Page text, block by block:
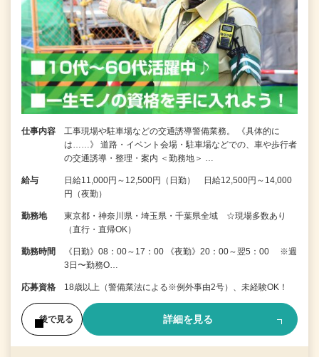
仕事内容
工事現場や駐車場などの交通誘導警備業務。 《具体的に
は……》 道路・イベント会場・駐車場などでの、車や歩行者
の交通誘導・整理・案内 ＜勤務地＞ …
給与
日給11,000円～12,500円（日勤） 日給12,500円～14,000
円（夜勤）
勤務地
東京都・神奈川県・埼玉県・千葉県全域 ☆現場多数あり
（直行・直帰OK）
勤務時間
《日勤》08：00～17：00 《夜勤》20：00～翌5：00 ※週
3日〜勤務O…
応募資格 18歳以上（警備業法による※例外事由2号）、未経験OK！
後で見る 詳細を見る